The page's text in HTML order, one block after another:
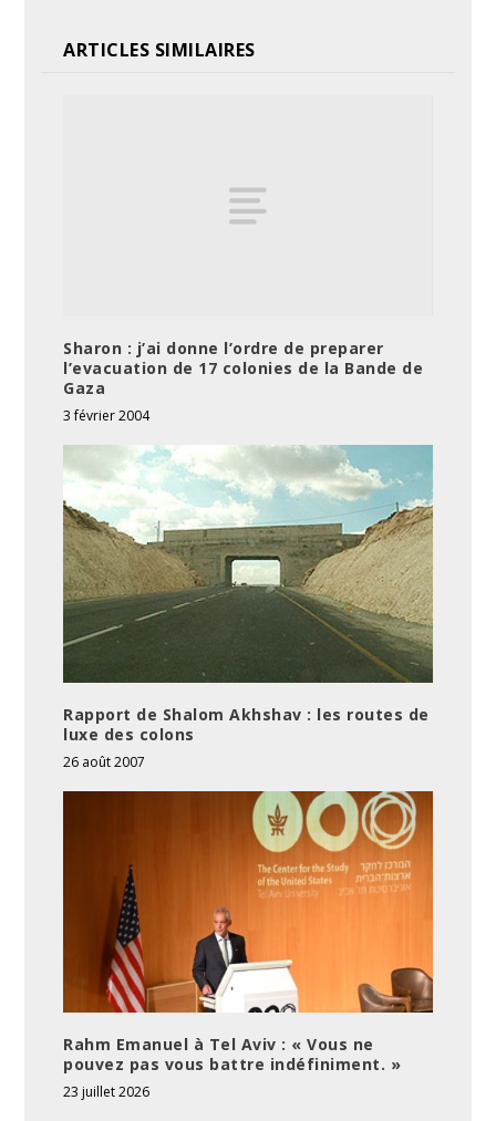
ARTICLES SIMILAIRES
Sharon : j’ai donne l’ordre de preparer
l’evacuation de 17 colonies de la Bande de
Gaza
3 février 2004
Rapport de Shalom Akhshav : les routes de
luxe des colons
26 août 2007
Rahm Emanuel à Tel Aviv : « Vous ne
pouvez pas vous battre indéfiniment. »
23 juillet 2026